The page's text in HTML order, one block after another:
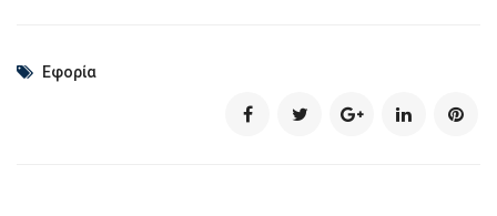
Εφορία